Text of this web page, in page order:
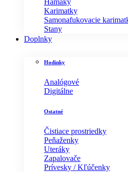
Karimatky
Samonafukovacie
Stany
Doplnky
Hodinky
Analógové
Digitálne
Ostatné
Čistiace prostriedky
Peňaženky
Uteráky
Zapalovače
Prívesky / Kľúčenky